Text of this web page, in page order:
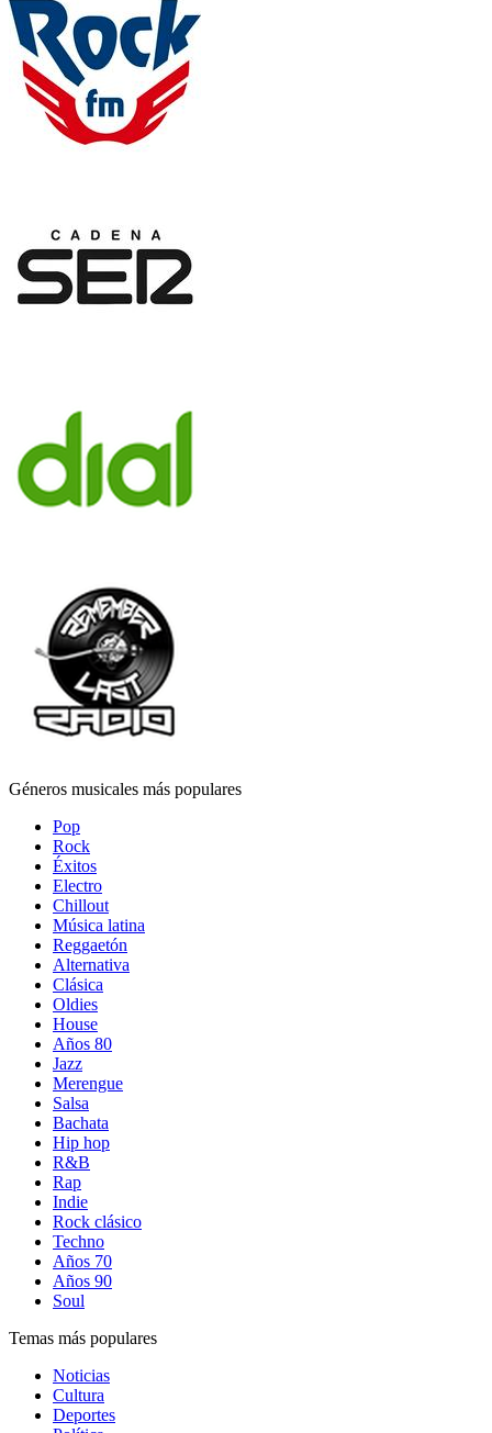
Géneros musicales más populares
Pop
Rock
Éxitos
Electro
Chillout
Música latina
Reggaetón
Alternativa
Clásica
Oldies
House
Años 80
Jazz
Merengue
Salsa
Bachata
Hip hop
R&B
Rap
Indie
Rock clásico
Techno
Años 70
Años 90
Soul
Temas más populares
Noticias
Cultura
Deportes